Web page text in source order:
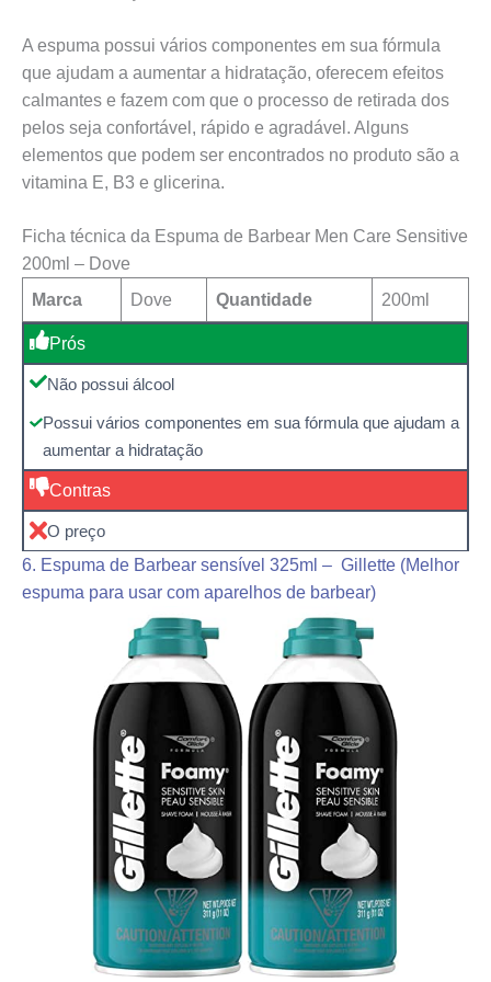
A espuma possui vários componentes em sua fórmula
que ajudam a aumentar a hidratação, oferecem efeitos
calmantes e fazem com que o processo de retirada dos
pelos seja confortável, rápido e agradável. Alguns
elementos que podem ser encontrados no produto são a
vitamina E, B3 e glicerina.
Ficha técnica da Espuma de Barbear Men Care Sensitive
200ml – Dove
Marca
Dove Quantidade 200ml
Prós
Não possui álcool
Possui vários componentes em sua fórmula que ajudam a
aumentar a hidratação
Contras
O preço
6. Espuma de Barbear sensível 325ml – Gillette (Melhor
espuma para usar com aparelhos de barbear)